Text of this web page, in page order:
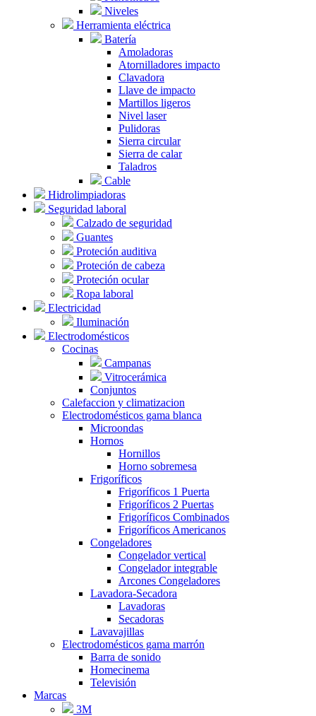
Niveles
Herramienta eléctrica
Batería
Amoladoras
Atornilladores impacto
Clavadora
Llave de impacto
Martillos ligeros
Nivel laser
Pulidoras
Sierra circular
Sierra de calar
Taladros
Cable
Hidrolimpiadoras
Seguridad laboral
Calzado de seguridad
Guantes
Proteción auditiva
Proteción de cabeza
Proteción ocular
Ropa laboral
Electricidad
Iluminación
Electrodomésticos
Cocinas
Campanas
Vitrocerámica
Conjuntos
Calefaccion y climatizacion
Electrodomésticos gama blanca
Microondas
Hornos
Hornillos
Horno sobremesa
Frigoríficos
Frigoríficos 1 Puerta
Frigoríficos 2 Puertas
Frigoríficos Combinados
Frigoríficos Americanos
Congeladores
Congelador vertical
Congelador integrable
Arcones Congeladores
Lavadora-Secadora
Lavadoras
Secadoras
Lavavajillas
Electrodomésticos gama marrón
Barra de sonido
Homecinema
Televisión
Marcas
3M